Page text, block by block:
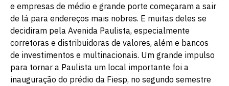
e empresas de médio e grande porte começaram a sair
de lá para endereços mais nobres. E muitas deles se
decidiram pela Avenida Paulista, especialmente
corretoras e distribuidoras de valores, além e bancos
de investimentos e multinacionais. Um grande impulso
para tornar a Paulista um local importante foi a
inauguração do prédio da Fiesp, no segundo semestre